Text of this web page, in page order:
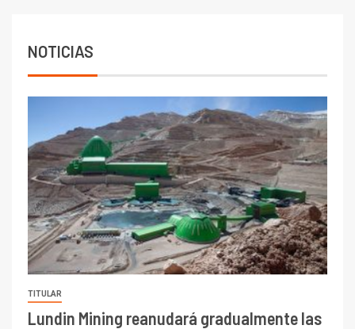
NOTICIAS
TITULAR
Lundin Mining reanudará gradualmente las